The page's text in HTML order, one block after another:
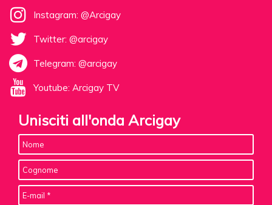
Instagram: @Arcigay
Twitter: @arcigay
Telegram: @arcigay
Youtube: Arcigay TV
Unisciti all'onda Arcigay